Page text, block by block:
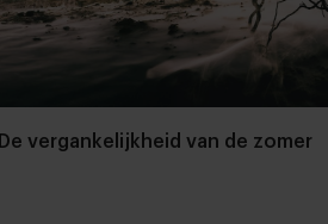
vergankelijkheid van de zomer